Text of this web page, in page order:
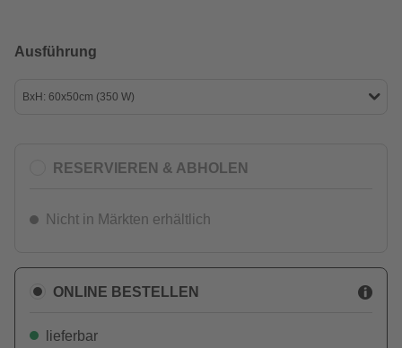
Ausführung
BxH: 60x50cm (350 W)
RESERVIEREN & ABHOLEN
Nicht in Märkten erhältlich
ONLINE BESTELLEN
lieferbar